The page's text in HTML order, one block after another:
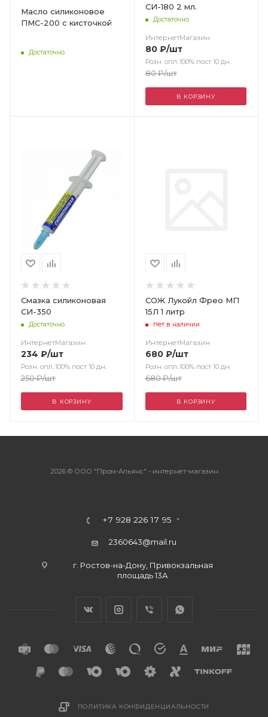
Масло силиконовое
ПМС-200 с кисточкой
Достаточно
СИ-180 2 мл.
Достаточно
ИнтернетМагазин
80₽/шт
Розн. опл.:100% пост 10 дн.
80₽/шт
В КОРЗИНУ
Смазка силиконовая
СИ-350
Достаточно
ИнтернетМагазин
234 ₽/шт
Розн. опл.:100% пост 10 дн.
250₽/шт
В КОРЗИНУ
СОЖ Лукойл Фрео МП
15Л 1 литр
Нет в наличии
ИнтернетМагазин
680₽/шт
Розн. опл.:100% пост 10 дн.
680₽/шт
В КОРЗИНУ
2026 © ООО "Пром-Альянс" - интернет-магазин
+7 928 226 17 95
2360643@mail.ru
г. Ростов-на-Дону, Привокзальная
площадь 13А
ПОЛИТИКА КОНФИДЕНЦИАЛЬНОСТИ